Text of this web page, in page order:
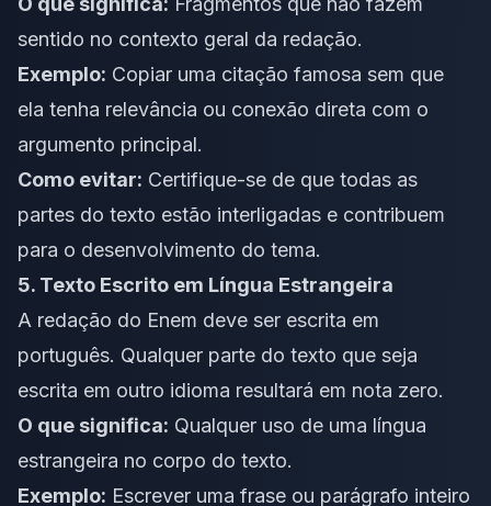
sentido no contexto geral da redação.
Exemplo: Copiar uma citação famosa sem que
ela tenha relevância ou conexão direta com o
argumento principal.
Como evitar: Certifique-se de que todas as
partes do texto estão interligadas e contribuem
para o desenvolvimento do tema.
5. Texto Escrito em Língua Estrangeira
A redação do Enem deve ser escrita em
português. Qualquer parte do texto que seja
escrita em outro idioma resultará em nota zero.
O que significa: Qualquer uso de uma língua
estrangeira no corpo do texto.
Exemplo: Escrever uma frase ou parágrafo inteiro